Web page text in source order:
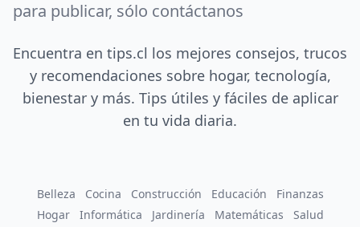
para publicar, sólo contáctanos
Encuentra en tips.cl los mejores consejos, trucos
y recomendaciones sobre hogar, tecnología,
bienestar y más. Tips útiles y fáciles de aplicar
en tu vida diaria.
Belleza Cocina Construcción Educación
Finanzas
Hogar
Informática Jardinería Matemáticas
Salud